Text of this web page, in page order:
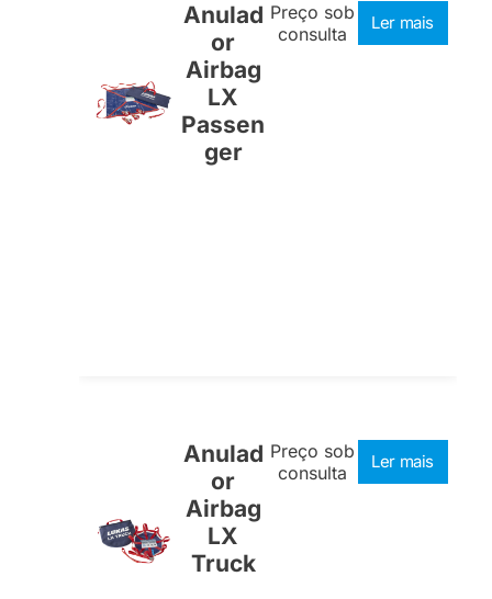
Anulad
or
Airbag
LX
Passen
ger
Preço sob
consulta
Ler mais
Anulad
or
Airbag
LX
Truck
Preço sob
consulta
Ler mais